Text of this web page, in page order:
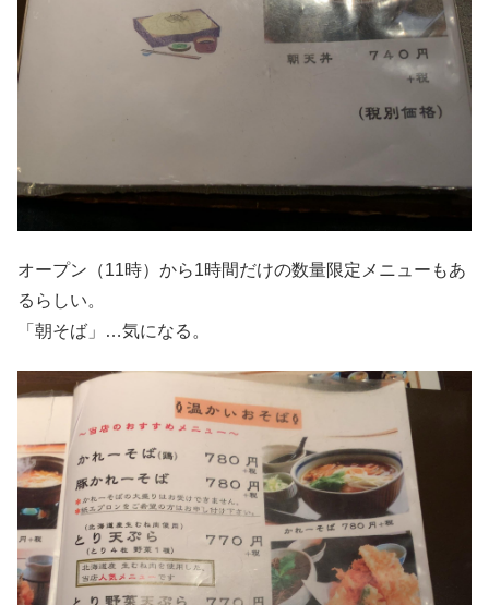
オープン（11時）から1時間だけの数量限定メニューもあ
るらしい。
「朝そば」…気になる。